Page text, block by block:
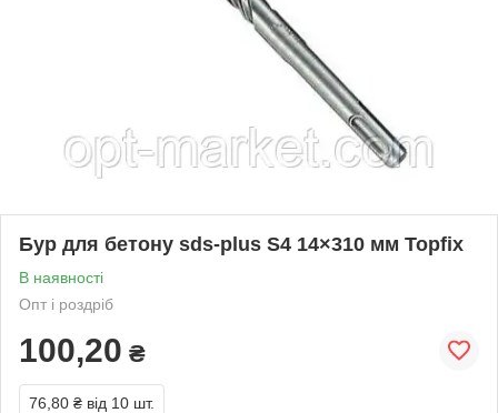
Бур для бетону sds-plus S4 14×310 мм Topfix
В наявності
Опт і роздріб
100,20 ₴
76,80 ₴ від 10 шт.